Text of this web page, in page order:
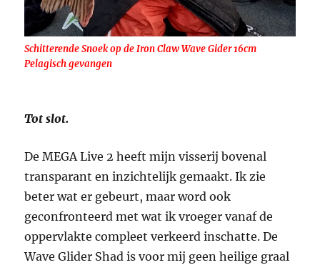
Schitterende Snoek op de Iron Claw Wave Gider 16cm
Pelagisch gevangen
Tot slot.
De MEGA Live 2 heeft mijn visserij bovenal
transparant en inzichtelijk gemaakt. Ik zie
beter wat er gebeurt, maar word ook
geconfronteerd met wat ik vroeger vanaf de
oppervlakte compleet verkeerd inschatte. De
Wave Glider Shad is voor mij geen heilige graal